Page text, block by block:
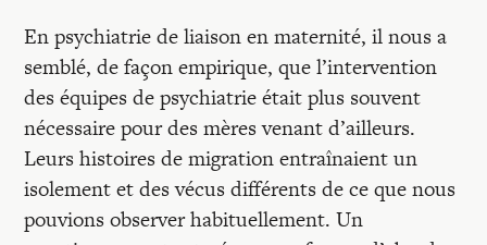
En psychiatrie de liaison en maternité, il nous a
semblé, de façon empirique, que l’intervention
des équipes de psychiatrie était plus souvent
nécessaire pour des mères venant d’ailleurs.
Leurs histoires de migration entraînaient un
isolement et des vécus différents de ce que nous
pouvions observer habituellement. Un